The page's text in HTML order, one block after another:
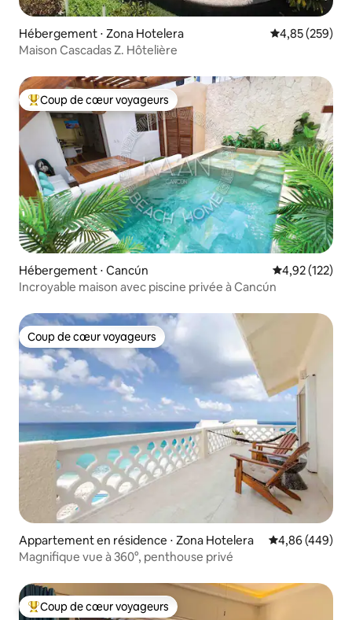
Hébergement ⋅ Zona Hotelera Évaluation
4,85 (259)
Maison Cascadas Z. Hôtelière
Coups de cœur voyageurs les plus appréciés
Coup de cœur voyageurs
Hébergement ⋅ Cancún Évaluation
4,92 (122)
Incroyable maison avec piscine privée à Cancún
Coup de cœur voyageurs
Coup de cœur voyageurs
Appartement en résidence ⋅ Zona Hotelera Évaluation
4,86 (449)
Magnifique vue à 360°, penthouse privé
Coups de cœur voyageurs les plus appréciés
Coup de cœur voyageurs